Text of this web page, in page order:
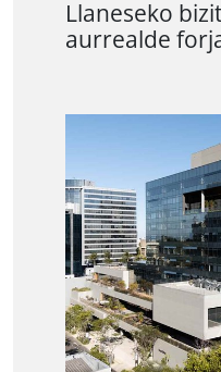
Llaneseko
aurrealde